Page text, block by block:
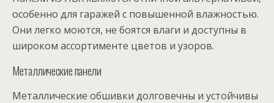
особенно для гаражей с повышенной влажностью.
Они легко моются, не боятся влаги и доступны в
широком ассортименте цветов и узоров.
Металлические панели
Металлические обшивки долговечны и устойчивы